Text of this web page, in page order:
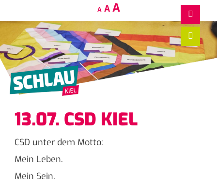
A
Decrease
font
size.
A Reset
size.
AIncrease
font
size.
13.07. CSD KIEL
CSD unter dem Motto:
Mein Leben.
Mein Sein.